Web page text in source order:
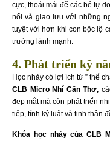
cực, thoái mái để các bé tự
nối và giao lưu với những
tuyệt vời hơn khi con bộc lộ
trường lành mạnh.
4. Phát triển kỹ
Học nhảy có lợi ích từ ” thể
CLB Micro Nhí Cần Thơ,
đẹp mắt mà còn phát triển
tiếp, tính kỷ luật và tinh thần
Khóa học nhảy của CLB